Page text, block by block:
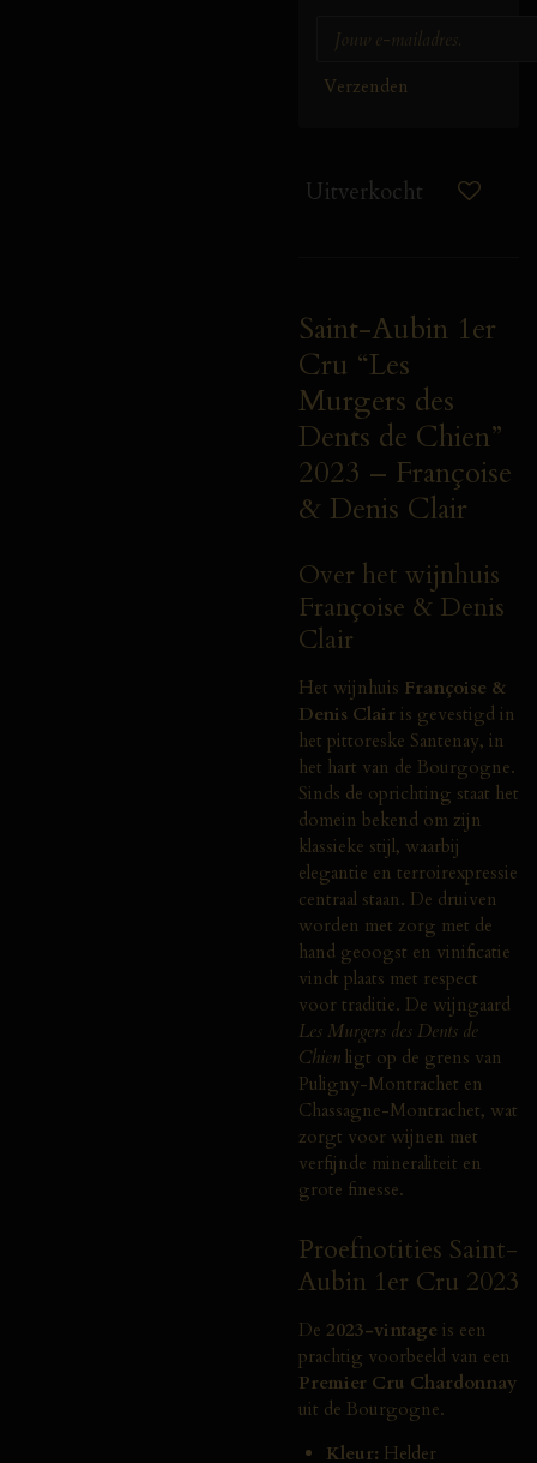
Verzenden
Uitverkocht
Saint-Aubin 1er
Cru “Les
Murgers des
Dents de Chien”
2023 – Françoise
& Denis Clair
Over het wijnhuis
Françoise & Denis
Clair
Het wijnhuis Françoise &
Denis Clair is gevestigd in
het pittoreske Santenay, in
het hart van de Bourgogne.
Sinds de oprichting staat het
domein bekend om zijn
klassieke stijl, waarbij
elegantie en terroirexpressie
centraal staan. De druiven
worden met zorg met de
hand geoogst en vinificatie
vindt plaats met respect
voor traditie. De wijngaard
Les Murgers des Dents de
Chien ligt op de grens van
Puligny-Montrachet en
Chassagne-Montrachet, wat
zorgt voor wijnen met
verfijnde mineraliteit en
grote finesse.
Proefnotities Saint-
Aubin 1er Cru 2023
De 2023-vintage is een
prachtig voorbeeld van een
Premier Cru Chardonnay
uit de Bourgogne.
Kleur: Helder